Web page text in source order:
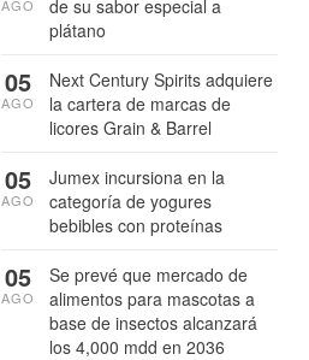
de su sabor especial a
plátano
AGO
Next Century Spirits adquiere
la cartera de marcas de
licores Grain & Barrel
05
AGO
Jumex incursiona en la
categoría de yogures
bebibles con proteínas
05
AGO
Se prevé que mercado de
alimentos para mascotas a
base de insectos alcanzará
los 4,000 mdd en 2036
05
AGO